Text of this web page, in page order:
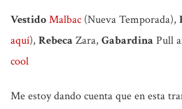
VestidoMalbac (Nueva Temporada),
aquí), Rebeca Zara, Gabardina Pull
cool
Me estoy dando cuenta que en esta